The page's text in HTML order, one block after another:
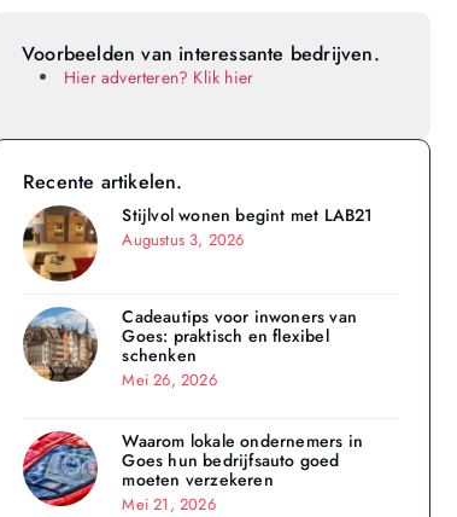
Voorbeelden van interessante bedrijven.
Hier adverteren? Klik hier
Recente artikelen.
Stijlvol wonen begint met LAB21
Augustus 3, 2026
Cadeautips voor inwoners van
Goes: praktisch en flexibel
schenken
Mei 26, 2026
Waarom lokale ondernemers in
Goes hun bedrijfsauto goed
moeten verzekeren
Mei 21, 2026